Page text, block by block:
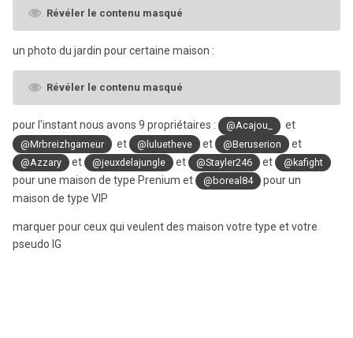
Révéler le contenu masqué
un photo du jardin pour certaine maison :
Révéler le contenu masqué
pour l'instant nous avons 9 propriétaires : @Acajou_ et
@Mrbreizhgameur et @luluetheve et @Beruserion et
@Azzary et @jeuxdelajungle et @Stayler246 et @kafight
pour une maison de type Prenium et @boreal84
pour un
maison de type VIP
marquer pour ceux qui veulent des maison votre type et votre
pseudo IG